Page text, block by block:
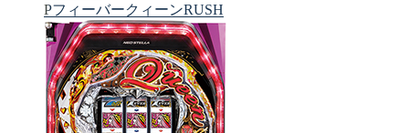
PフィーバークィーンRUSH